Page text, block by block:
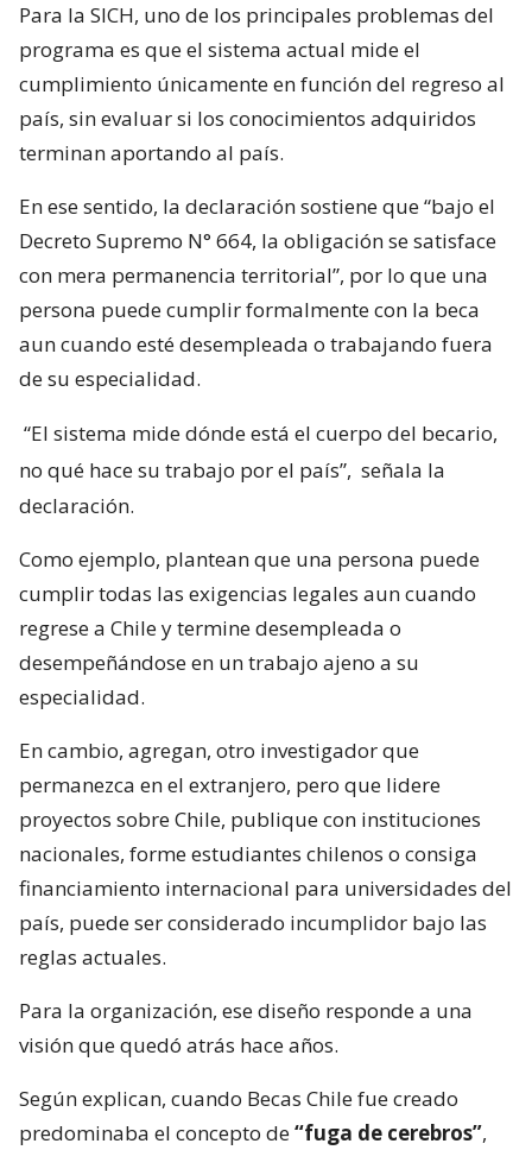
Para la SICH, uno de los principales problemas del
programa es que el sistema actual mide el
cumplimiento únicamente en función del regreso al
país, sin evaluar si los conocimientos adquiridos
terminan aportando al país.
En ese sentido, la declaración sostiene que “bajo el
Decreto Supremo N° 664, la obligación se satisface
con mera permanencia territorial”, por lo que una
persona puede cumplir formalmente con la beca
aun cuando esté desempleada o trabajando fuera
de su especialidad.
“El sistema mide dónde está el cuerpo del becario,
no qué hace su trabajo por el país”, señala la
declaración.
Como ejemplo, plantean que una persona puede
cumplir todas las exigencias legales aun cuando
regrese a Chile y termine desempleada o
desempeñándose en un trabajo ajeno a su
especialidad.
En cambio, agregan, otro investigador que
permanezca en el extranjero, pero que lidere
proyectos sobre Chile, publique con instituciones
nacionales, forme estudiantes chilenos o consiga
financiamiento internacional para universidades del
país, puede ser considerado incumplidor bajo las
reglas actuales.
Para la organización, ese diseño responde a una
visión que quedó atrás hace años.
Según explican, cuando Becas Chile fue creado
predominaba el concepto de“fuga de cerebros”,